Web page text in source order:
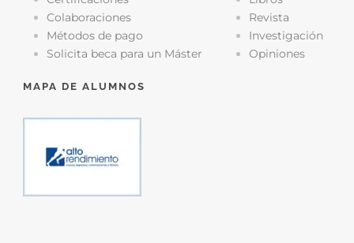
Colaboraciones
Métodos de pago
Solicita beca para un Máster
Revista
Investigación
Opiniones
MAPA DE ALUMNOS